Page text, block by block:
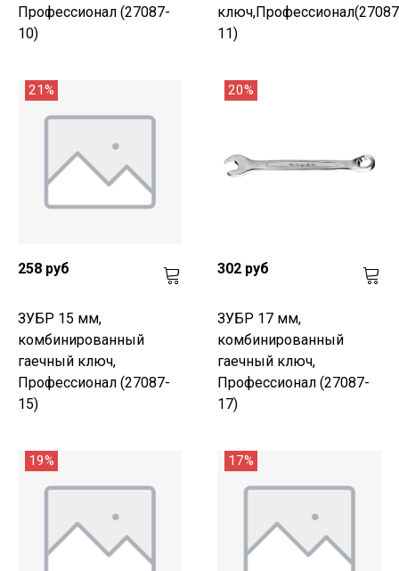
Профессионал (27087-
10)
11)
21%
258 руб
ЗУБР 15 мм,
комбинированный
гаечный ключ,
Профессионал (27087-
15)
20%
302 руб
ЗУБР 17 мм,
комбинированный
гаечный ключ,
Профессионал (27087-
17)
19% 17%